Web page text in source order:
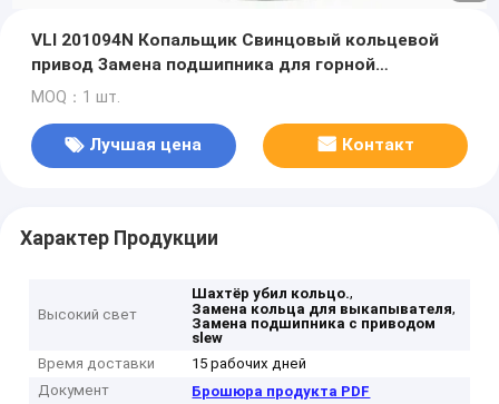
VLI 201094N Копальщик Свинцовый кольцевой
привод Замена подшипника для горной
промышленности
MOQ：1 шт.
Лучшая цена Контакт
Характер Продукции
Высокий свет
Шахтёр убил кольцо.,
Замена кольца для выкапывателя,
Замена подшипника с приводом
slew
Время доставки
15 рабочих дней
Документ
Брошюра продукта PDF